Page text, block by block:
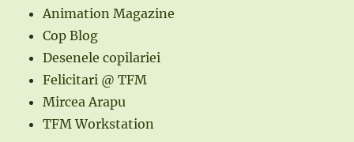
Animation Magazine
Cop Blog
Desenele copilariei
Felicitari @ TFM
Mircea Arapu
TFM Workstation